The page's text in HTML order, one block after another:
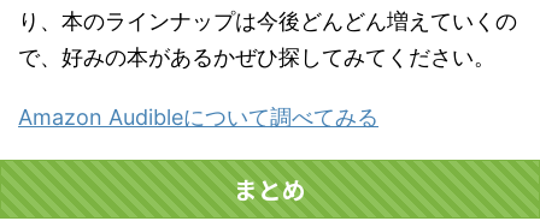
り、本のラインナップは今後どんどん増えていくの
で、好みの本があるかぜひ探してみてください。
Amazon Audibleについて調べてみる
まとめ